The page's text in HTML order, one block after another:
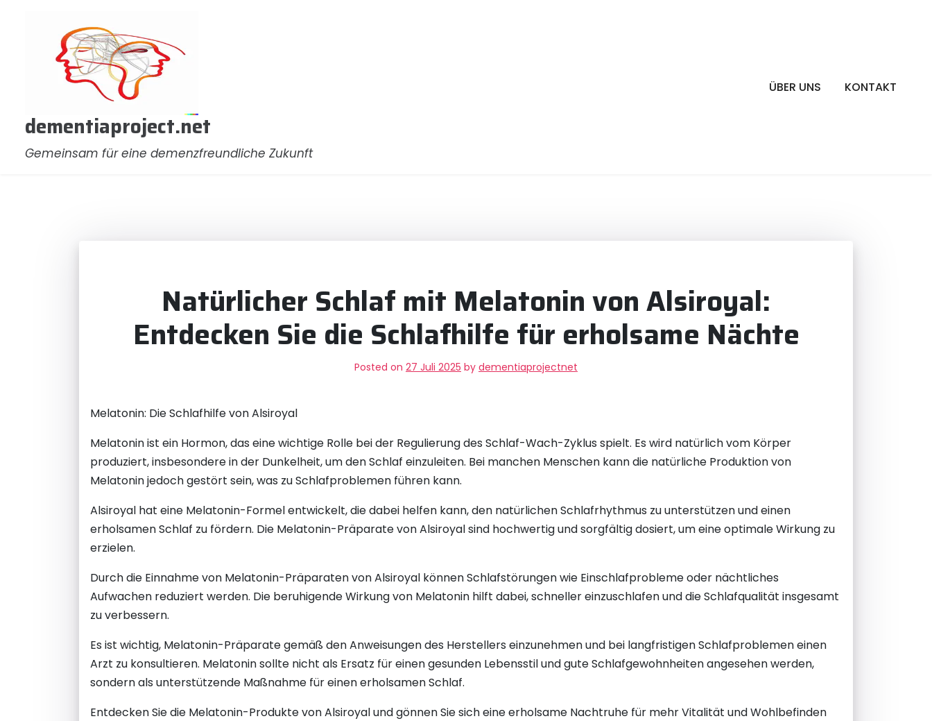
dementiaproject.net
Gemeinsam für eine demenzfreundliche Zukunft
ÜBER UNS KONTAKT
Natürlicher Schlaf mit Melatonin von Alsiroyal:
Entdecken Sie die Schlafhilfe für erholsame Nächte
Posted on 27 Juli 2025 by dementiaprojectnet
Melatonin: Die Schlafhilfe von Alsiroyal
Melatonin ist ein Hormon, das eine wichtige Rolle bei der Regulierung des Schlaf-Wach-Zyklus spielt. Es wird natürlich vom Körper
produziert, insbesondere in der Dunkelheit, um den Schlaf einzuleiten. Bei manchen Menschen kann die natürliche Produktion von
Melatonin jedoch gestört sein, was zu Schlafproblemen führen kann.
Alsiroyal hat eine Melatonin-Formel entwickelt, die dabei helfen kann, den natürlichen Schlafrhythmus zu unterstützen und einen
erholsamen Schlaf zu fördern. Die Melatonin-Präparate von Alsiroyal sind hochwertig und sorgfältig dosiert, um eine optimale Wirkung zu
erzielen.
Durch die Einnahme von Melatonin-Präparaten von Alsiroyal können Schlafstörungen wie Einschlafprobleme oder nächtliches
Aufwachen reduziert werden. Die beruhigende Wirkung von Melatonin hilft dabei, schneller einzuschlafen und die Schlafqualität insgesamt
zu verbessern.
Es ist wichtig, Melatonin-Präparate gemäß den Anweisungen des Herstellers einzunehmen und bei langfristigen Schlafproblemen einen
Arzt zu konsultieren. Melatonin sollte nicht als Ersatz für einen gesunden Lebensstil und gute Schlafgewohnheiten angesehen werden,
sondern als unterstützende Maßnahme für einen erholsamen Schlaf.
Entdecken Sie die Melatonin-Produkte von Alsiroyal und gönnen Sie sich eine erholsame Nachtruhe für mehr Vitalität und Wohlbefinden